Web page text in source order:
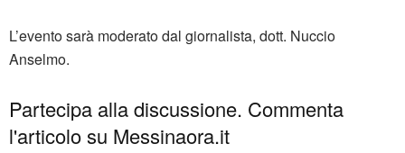
L’evento sarà moderato dal giornalista, dott. Nuccio
Anselmo.
Partecipa alla discussione. Commenta
l'articolo su Messinaora.it